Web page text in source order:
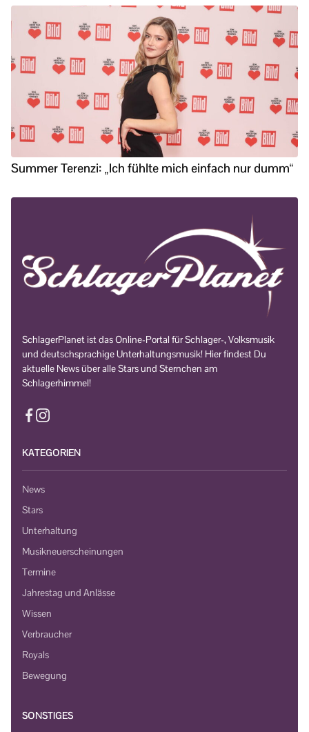
Summer Terenzi: „Ich fühlte mich einfach nur dumm“
SchlagerPlanet ist das Online-Portal für Schlager-, Volksmusik
und deutschsprachige Unterhaltungsmusik! Hier findest Du
aktuelle News über alle Stars und Sternchen am
Schlagerhimmel!
KATEGORIEN
News
Stars
Unterhaltung
Musikneuerscheinungen
Termine
Jahrestag und Anlässe
Wissen
Verbraucher
Royals
Bewegung
SONSTIGES